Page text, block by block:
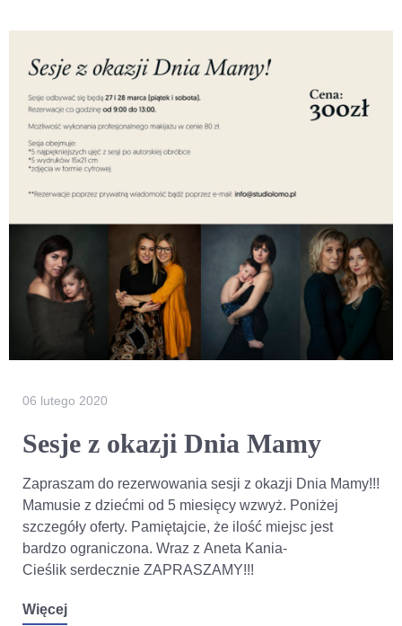
06 lutego 2020
Sesje z okazji Dnia Mamy
Zapraszam do rezerwowania sesji z okazji Dnia Mamy!!!
Mamusie z dziećmi od 5 miesięcy wzwyż. Poniżej
szczegóły oferty. Pamiętajcie, że ilość miejsc jest
bardzo ograniczona. Wraz z Aneta Kania-
Cieślik serdecznie ZAPRASZAMY!!!
Więcej